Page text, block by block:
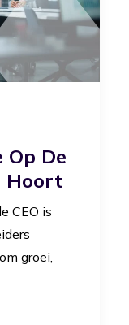
De
Hoort
CEO is
groei,